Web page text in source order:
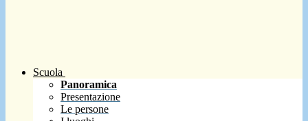
Scuola
Panoramica
Presentazione
Le persone